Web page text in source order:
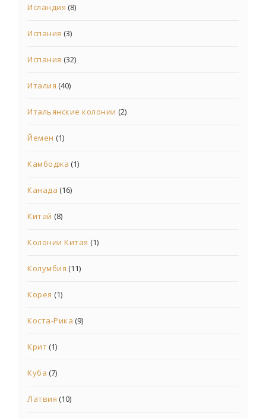
Исландия (8)
Испания (3)
Испания (32)
Италия (40)
Итальянские колонии (2)
Йемен (1)
Камбоджа (1)
Канада (16)
Китай (8)
Колонии Китая (1)
Колумбия (11)
Корея (1)
Коста-Рика (9)
Крит(1)
Куба (7)
Латвия (10)